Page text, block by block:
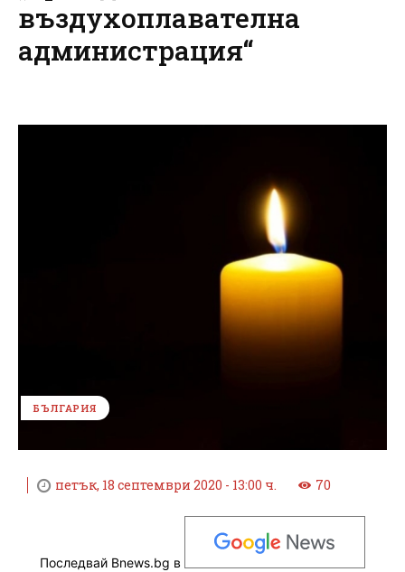
въздухоплавателна
администрация“
БЪЛГАРИЯ
петък, 18 септември 2020 - 13:00 ч. 70
Последвай Bnews.bg в